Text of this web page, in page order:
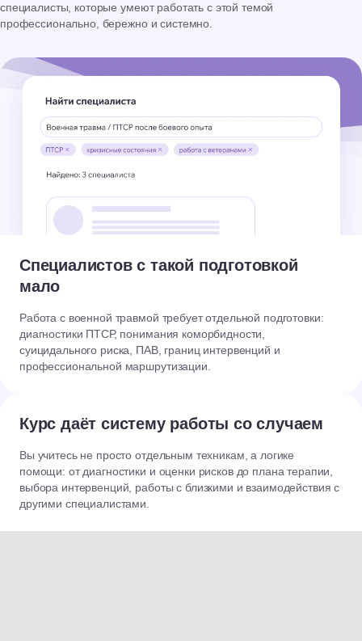
специалисты, которые умеют работать с этой темой
профессионально, бережно и системно.
Специалистов с такой подготовкой
мало
Работа с военной травмой требует отдельной подготовки:
диагностики ПТСР, понимания коморбидности,
суицидального риска, ПАВ, границ интервенций и
профессиональной маршрутизации.
Курс даёт систему работы со случаем
Вы учитесь не просто отдельным техникам, а логике
помощи: от диагностики и оценки рисков до плана терапии,
выбора интервенций, работы с близкими и взаимодействия с
другими специалистами.